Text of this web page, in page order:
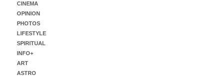
CINEMA
OPINION
PHOTOS
LIFESTYLE
SPIRITUAL
INFO+
ART
ASTRO